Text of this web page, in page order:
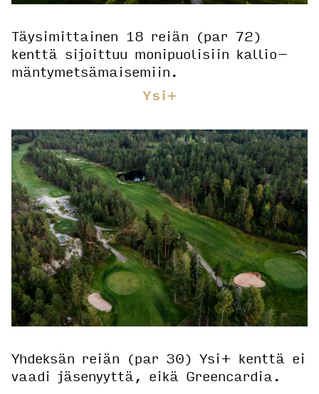
Täysimittainen 18 reiän (par 72)
kenttä sijoittuu monipuolisiin kallio–
mäntymetsämaisemiin.
Ysi+
Yhdeksän reiän (par 30) Ysi+ kenttä ei
vaadi jäsenyyttä, eikä Greencardia.